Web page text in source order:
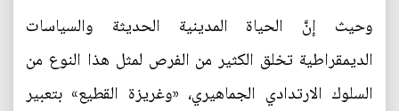
وحيث إنَّ الحياة المدينية الحديثة والسياسات
الديمقراطية تخلق الكثير من الفرص لمثل هذا النوع من
السلوك الارتدادي الجماهيري، «وغريزة القطيع» بتعبير